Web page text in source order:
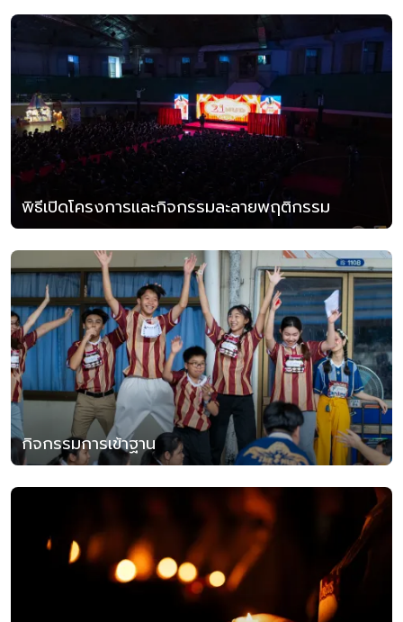
พิธีเปิดโครงการและกิจกรรมละลายพฤติกรรม
กิจกรรมการเข้าฐาน